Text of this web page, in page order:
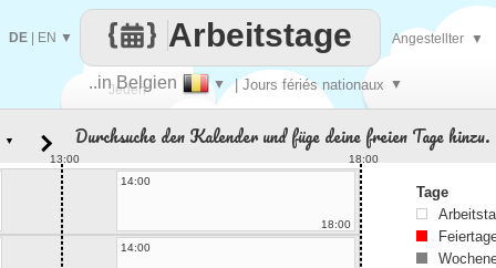
Jeden
..in Belgien ▼ | Jours fériés nationaux ▼
Arbeitstage
DE EN ▼ Angestellter ▼
▼ Durchsuche den Kalender und füge deine freien Tage hinzu.
13:00
18:00
14:00
18:00
14:00
Tage